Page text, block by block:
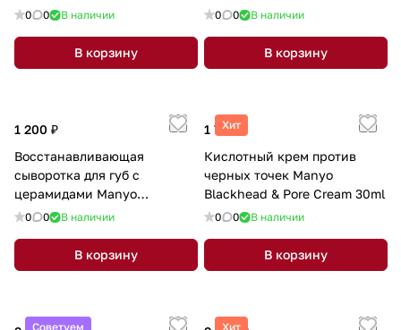
0 0 В наличии
В корзину
Enriched Balm 80мл
0 0 В наличии
В корзину
1 200 ₽
Восстанавливающая
сыворотка для губ с
церамидами Manyo
Treatment Lip Serum 10мл
0 0 В наличии
В корзину
Хит
1 750 ₽
Кислотный крем против
черных точек Manyo
Blackhead & Pore Cream 30ml
0 0 В наличии
В корзину
Советуем Хит